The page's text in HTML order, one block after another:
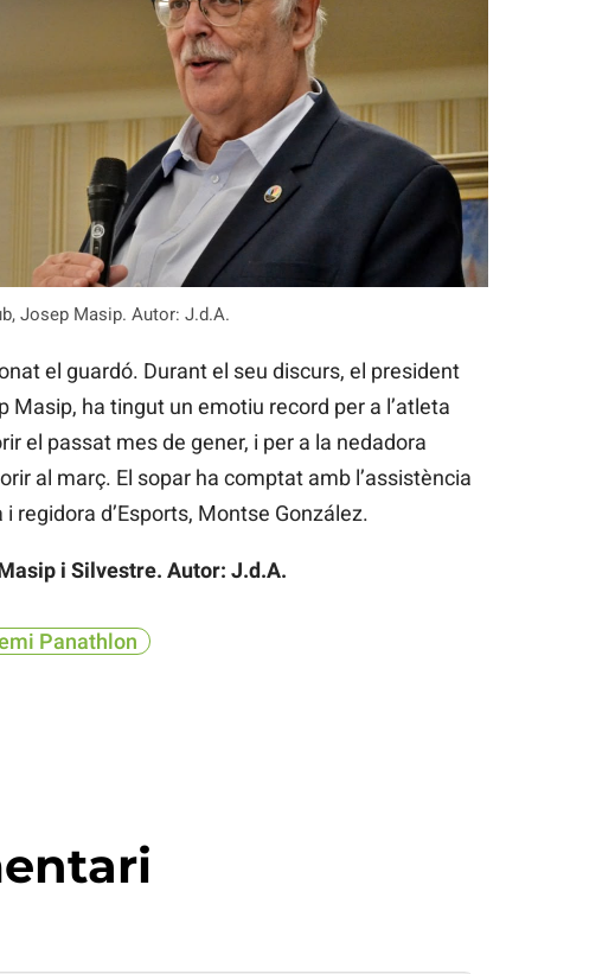
Josep Masip. Autor: J.d.A.
el guardó. Durant el seu discurs, el president
Masip, ha tingut un emotiu record per a l’atleta
el passat mes de gener, i per a la nedadora
al març. El sopar ha comptat amb l’assistència
regidora d’Esports, Montse González.
i Silvestre. Autor: J.d.A.
Panathlon